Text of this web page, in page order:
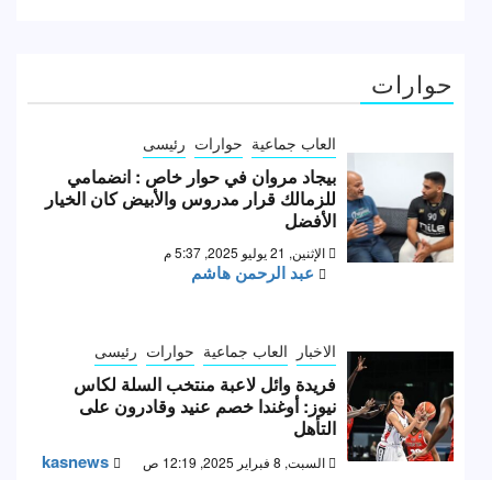
حوارات
العاب جماعية حوارات رئيسى
بيجاد مروان في حوار خاص : انضمامي
للزمالك قرار مدروس والأبيض كان الخيار
الأفضل
الإثنين, 21 يوليو 2025, 5:37 م
عبد الرحمن هاشم
الاخبار العاب جماعية حوارات رئيسى
فريدة وائل لاعبة منتخب السلة لكاس
نيوز: أوغندا خصم عنيد وقادرون على
التأهل
السبت, 8 فبراير 2025, 12:19 ص kasnews